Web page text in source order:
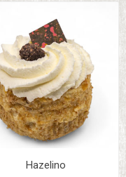
Hazelino